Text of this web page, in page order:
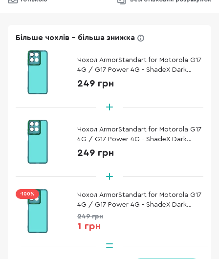
Більше чохлів - більша знижка
Чохол ArmorStandart for Motorola G17
4G / G17 Power 4G - ShadeX Dark
Green (ARM91312)
249 грн
Чохол ArmorStandart for Motorola G17
4G / G17 Power 4G - ShadeX Dark
Green (ARM91312)
249 грн
-100%
Чохол ArmorStandart for Motorola G17
4G / G17 Power 4G - ShadeX Dark
Green (ARM91312)
249 грн
1 грн